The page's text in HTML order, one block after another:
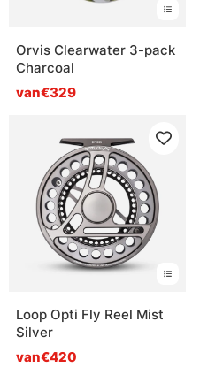
Orvis Clearwater 3-pack
Charcoal
van€329
Loop Opti Fly Reel Mist
Silver
van€420